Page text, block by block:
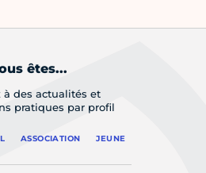
êtes...
à des actualités et
pratiques par profil
ASSOCIATION JEUNE